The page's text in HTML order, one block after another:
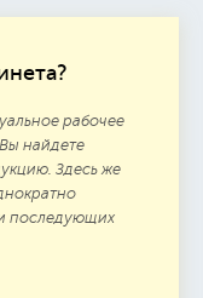
рабочее
найдете
Здесь же
последующих